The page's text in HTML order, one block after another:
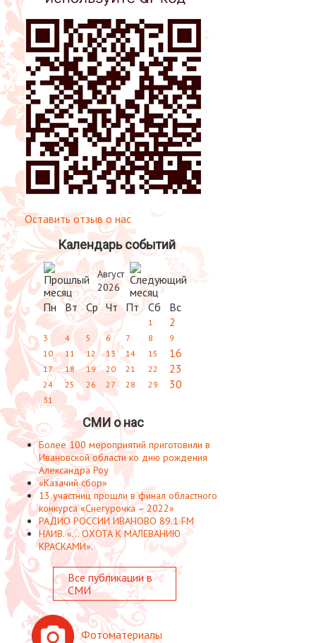
Оставить отзыв о нас
Календарь событий
Август
2026
Пн Вт Ср Чт Пт Сб Вс
1 2
3 4 5 6 7 8
9
10
11 12 13 14 15 16
17 18 19 20 21 22 23
24 25 26 27 28 29 30
31
СМИ о нас
Более 100 мероприятий приготовили в
Ивановской области ко дню рождения
Александра Роу
«Казачий сбор»
13 участниц прошли в финал областного
конкурса «Снегурочка – 2022»
РАДИО РОССИИ ИВАНОВО 89.1 FM
НАИВ. «... ОХОТА К МАЛЕВАНИЮ
КРАСКАМИ».
Все публикации в
СМИ
Фотоматериалы